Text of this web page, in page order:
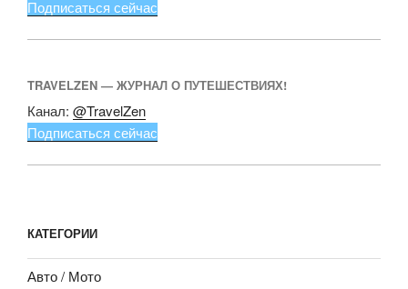
Подписаться сейчас
TRAVELZEN — ЖУРНАЛ О ПУТЕШЕСТВИЯХ!
Канал: @TravelZen
Подписаться сейчас
КАТЕГОРИИ
Авто / Мото